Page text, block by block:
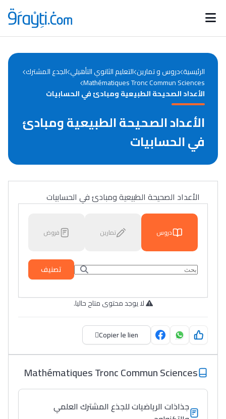
Catégories
d'actualités
Annonces bourses
الرئيسية دروس و تمارين التعليم الثانوي التأهيلي الجدع المشترك
Mathématiques Tronc Commun Sciences
الأعداد الصحيحة الطبيعية ومبادئ في الحسابيات
الأعداد الصحيحة الطبيعية ومبادئ
في الحسابيات
الأعداد الصحيحة الطبيعية ومبادئ في الحسابيات
دروس تمارين فروض
تصنيف
لا يوجد محتوى متاح حاليا.
Copier le lien
Mathématiques Tronc Commun Sciences
جذاذات الرياضيات للجذع المشترك العلمي